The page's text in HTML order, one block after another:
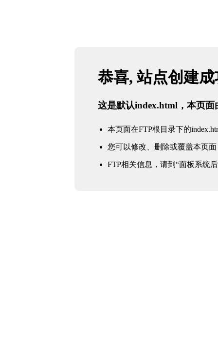
恭喜, 站点创建
这是默认index.html，本页面
本页面在FTP根目录下的
您可以修改、删除或覆盖本页面
FTP相关信息，请到“面板系统